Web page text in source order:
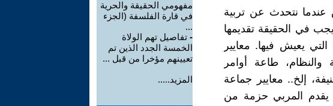
نتحدث عن تربية
يجب في الحقيقة تقديمها
يعيش فيها. معايير
والنظام، طاعة أوامر
إلخ.. معايير جماعة
يقدم المربي حزمة من
مفهومي الحقيقة والحرية
في قارة الفلسفة (الجزء
...
- تفاصيل تهم الولاة
الخمسة الجدد الذين تم
تعيينهم مؤخرا من قبل ...
المزيد.....